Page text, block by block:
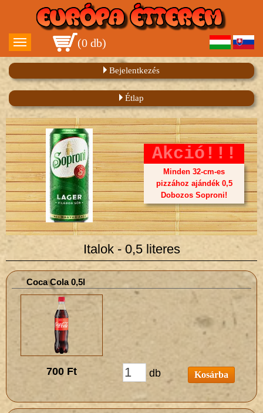
(0 db)
Bejelentkezés
Étlap
Akció!!!
Minden 32-cm-es
pizzához ajándék 0,5
Dobozos Soproni!
Italok - 0,5 literes
Coca Cola 0,5l
700 Ft db Kosárba